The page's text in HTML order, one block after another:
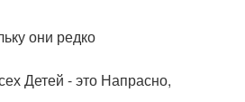
они редко
Детей - это Напрасно,